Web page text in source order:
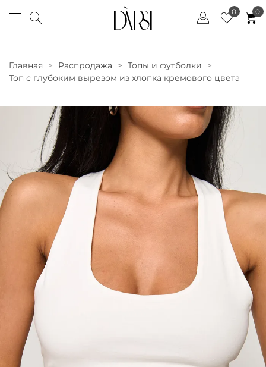
0 0
Главная Распродажа
Топы и футболки
Топ с глубоким вырезом из хлопка кремового цвета